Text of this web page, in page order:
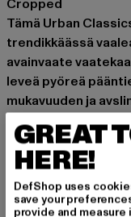
Cropped
Tämä Urban
trendikkäässä
avainvaate
leveä pyöreä
mukavuuden ja
pehmeästä
miellyttävältä ihoa
yhdisteltävissä.
cargohousuihin tai
ihanteellinen
GREAT
HERE!
DefShop uses
save your
provide and